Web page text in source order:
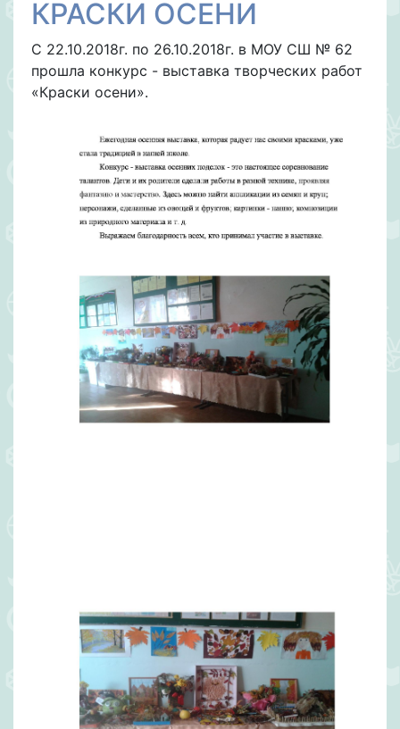
КРАСКИ ОСЕНИ
С 22.10.2018г. по 26.10.2018г. в МОУ СШ № 62
прошла конкурс - выставка творческих работ
«Краски осени».